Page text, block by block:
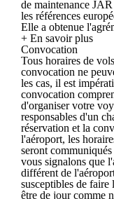
de maintenance
les références
Elle a obtenue
+ En savoir plus
Convocation
Tous horaires de
convocation ne
les cas, il est
convocation
d'organiser votre
responsables d'un
réservation et la
l'aéroport, les
seront
vous signalons que
différent de
susceptibles de
être de jour comme